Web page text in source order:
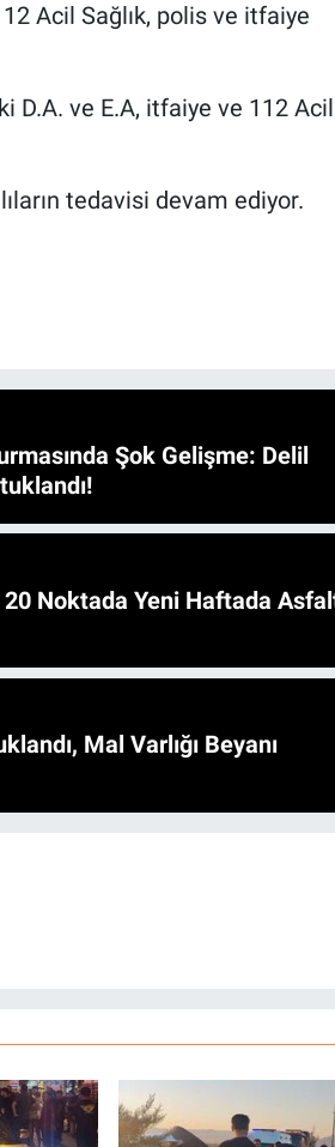
Acil Sağlık, polis ve itfaiye
D.A. ve E.A, itfaiye ve 112 Acil
tedavisi devam ediyor.
Şok Gelişme: Delil
Mal Varlığı Beyanı